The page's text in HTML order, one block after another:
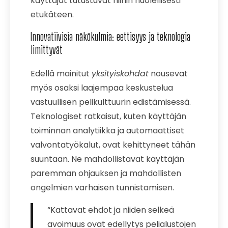
etukäteen.
Innovatiivisia näkökulmia: eettisyys ja teknologia
limittyvät
Edellä mainitut yksityiskohdat nousevat
myös osaksi laajempaa keskustelua
vastuullisen pelikulttuurin edistämisessä.
Teknologiset ratkaisut, kuten käyttäjän
toiminnan analytiikka ja automaattiset
valvontatyökalut, ovat kehittyneet tähän
suuntaan. Ne mahdollistavat käyttäjän
paremman ohjauksen ja mahdollisten
ongelmien varhaisen tunnistamisen.
“Kattavat ehdot ja niiden selkeä
avoimuus ovat edellytys pelialustojen